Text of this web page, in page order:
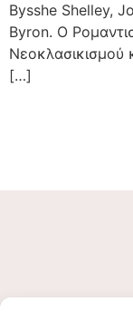
Bysshe Shelley,
Byron. Ο
Νεοκλασικισμού
[…]